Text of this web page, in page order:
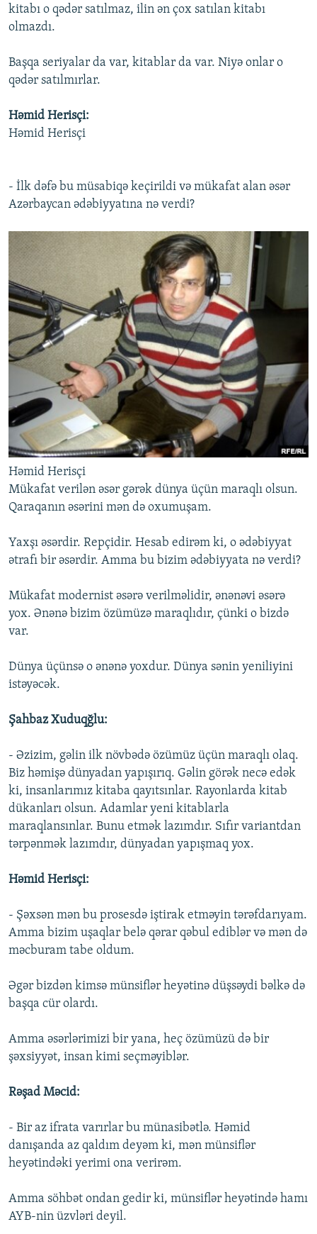
kitabı o qədər satılmaz, ilin ən çox satılan kitabı
olmazdı.
Başqa seriyalar da var, kitablar da var. Niyə onlar o
qədər satılmırlar.
Həmid Herisçi:
Həmid Herisçi
- İlk dəfə bu müsabiqə keçirildi və mükafat alan əsər
Azərbaycan ədəbiyyatına nə verdi?
Həmid Herisçi
Mükafat verilən əsər gərək dünya üçün maraqlı olsun.
Qaraqanın əsərini mən də oxumuşam.
Yaxşı əsərdir. Repçidir. Hesab edirəm ki, o ədəbiyyat
ətrafı bir əsərdir. Amma bu bizim ədəbiyyata nə verdi?
Mükafat modernist əsərə verilməlidir, ənənəvi əsərə
yox. Ənənə bizim özümüzə maraqlıdır, çünki o bizdə
var.
Dünya üçünsə o ənənə yoxdur. Dünya sənin yeniliyini
istəyəcək.
Şahbaz Xuduqğlu:
- Əzizim, gəlin ilk növbədə özümüz üçün maraqlı olaq.
Biz həmişə dünyadan yapışırıq. Gəlin görək necə edək
ki, insanlarımız kitaba qayıtsınlar. Rayonlarda kitab
dükanları olsun. Adamlar yeni kitablarla
maraqlansınlar. Bunu etmək lazımdır. Sıfır variantdan
tərpənmək lazımdır, dünyadan yapışmaq yox.
Həmid Herisçi:
- Şəxsən mən bu prosesdə iştirak etməyin tərəfdarıyam.
Amma bizim uşaqlar belə qərar qəbul ediblər və mən də
məcburam tabe oldum.
Əgər bizdən kimsə münsiflər heyətinə düşsəydi bəlkə də
başqa cür olardı.
Amma əsərlərimizi bir yana, heç özümüzü də bir
şəxsiyyət, insan kimi seçməyiblər.
Rəşad Məcid:
- Bir az ifrata varırlar bu münasibətlə. Həmid
danışanda az qaldım deyəm ki, mən münsiflər
heyətindəki yerimi ona verirəm.
Amma söhbət ondan gedir ki, münsiflər heyətində hamı
AYB-nin üzvləri deyil.